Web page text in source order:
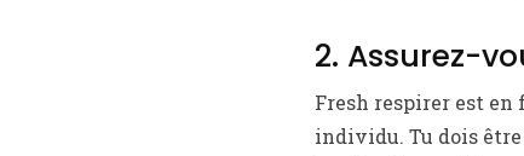
2. Assurez-
Fresh respirer est
individu. Tu dois être